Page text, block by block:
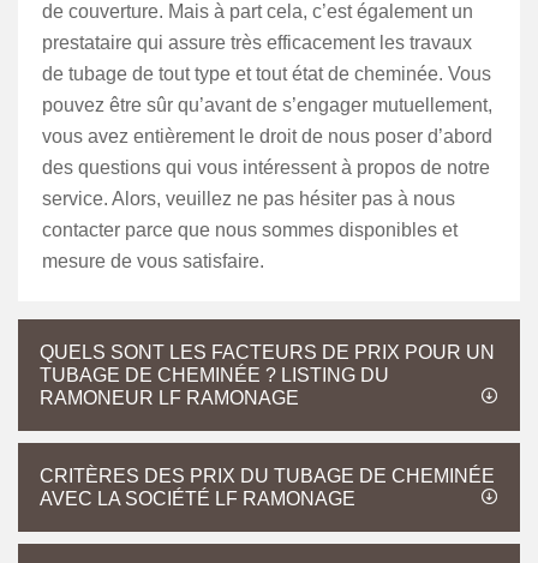
de couverture. Mais à part cela, c’est également un
prestataire qui assure très efficacement les travaux
de tubage de tout type et tout état de cheminée. Vous
pouvez être sûr qu’avant de s’engager mutuellement,
vous avez entièrement le droit de nous poser d’abord
des questions qui vous intéressent à propos de notre
service. Alors, veuillez ne pas hésiter pas à nous
contacter parce que nous sommes disponibles et
mesure de vous satisfaire.
QUELS SONT LES FACTEURS DE PRIX POUR UN
TUBAGE DE CHEMINÉE ? LISTING DU
RAMONEUR LF RAMONAGE
CRITÈRES DES PRIX DU TUBAGE DE CHEMINÉE
AVEC LA SOCIÉTÉ LF RAMONAGE